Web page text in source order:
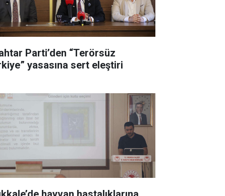
Parti’den “Terörsüz
yasasına sert eleştiri